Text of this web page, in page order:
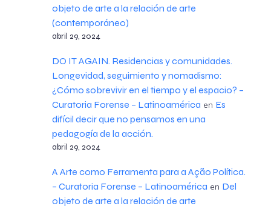
objeto de arte a la relación de arte
(contemporáneo)
abril 29, 2024
DO IT AGAIN. Residencias y comunidades.
Longevidad, seguimiento y nomadismo:
¿Cómo sobrevivir en el tiempo y el espacio? –
Curatoria Forense – Latinoamérica en Es
difícil decir que no pensamos en una
pedagogía de la acción.
abril 29, 2024
A Arte como Ferramenta para a Ação Política.
– Curatoria Forense – Latinoamérica en Del
objeto de arte a la relación de arte